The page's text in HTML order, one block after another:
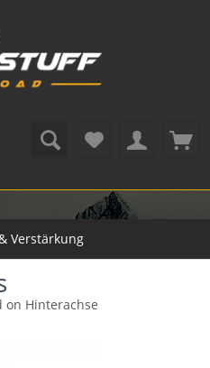
Verstärkung
on Hinterachse